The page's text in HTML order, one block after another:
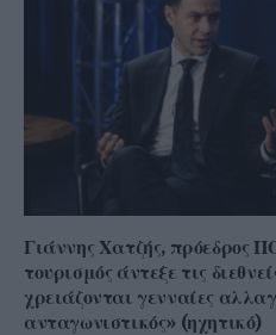
Γιάννης Χατζής, πρόεδρος
τουρισμός άντεξε τις
χρειάζονται γενναίες
ανταγωνιστικός» (ηχητικό)